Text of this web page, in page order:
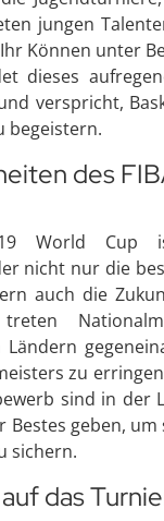
jungen
Können unter
dieses
verspricht,
begeistern.
des
World Cup
nicht nur die
auch die
Ländern
zu
sind in der
Bestes geben,
sichern.
das